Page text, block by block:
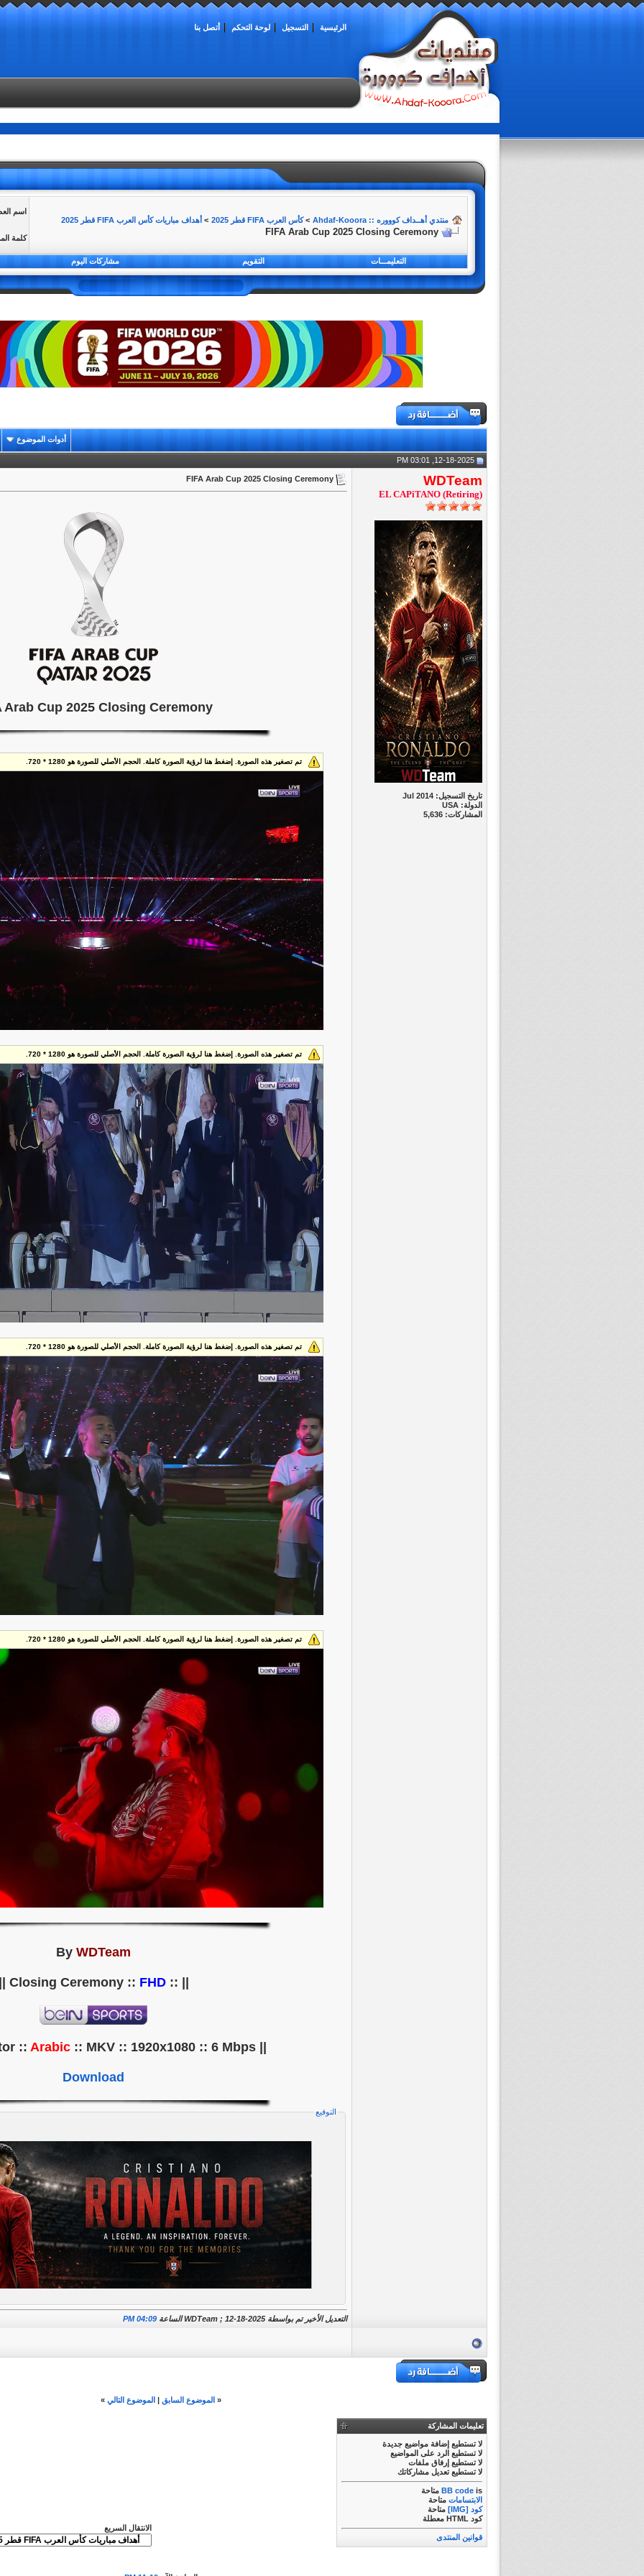
الرئيسية التسجيل لوحة التحكم أتصل بنا
منتدي أهــداف كوووره :: Ahdaf-Kooora >كأس العرب FIFA قطر 2025 > أهداف مباريات كأس العرب FIFA قطر 2025
FIFA Arab Cup 2025 Closing Ceremony
اسم
كلمة
التعليمـــات التقويم مشاركات اليوم
أدوات الموضوع
WDTeam
EL CAPiTANO (Retiring)
تاريخ التسجيل: Jul 2014
الدولة: USA
المشاركات: 5,636
FIFA Arab Cup 2025 Closing Ceremony
Arab Cup 2025 Closing Ceremony
تم تصغير هذه الصورة. إضغط هنا لرؤية الصورة كاملة. الحجم الأصلي للصورة هو 1280 * 720.
تم تصغير هذه الصورة. إضغط هنا لرؤية الصورة كاملة. الحجم الأصلي للصورة هو 1280 * 720.
تم تصغير هذه الصورة. إضغط هنا لرؤية الصورة كاملة. الحجم الأصلي للصورة هو 1280 * 720.
تم تصغير هذه الصورة. إضغط هنا لرؤية الصورة كاملة. الحجم الأصلي للصورة هو 1280 * 720.
By WDTeam
|| :: Closing Ceremony ::
FHD
Arabic :: MKV :: 1920x1080 :: 6 Mbps ||
Download
التوقيع
التعديل الأخير تم بواسطة WDTeam ; 12-18-2025 الساعة 04:09 PM
« الموضوع السابق الموضوع التالي »
تعليمات المشاركة
لا تستطيع إضافة مواضيع جديدة
لا تستطيع الرد على المواضيع
لا تستطيع إرفاق ملفات
لا تستطيعتعديل مشاركاتك
BB code is
متاحة
الابتسامات متاحة
كود [IMG]
متاحة
كود HTML
معطلة
قوانين المنتدى
الانتقال السريع